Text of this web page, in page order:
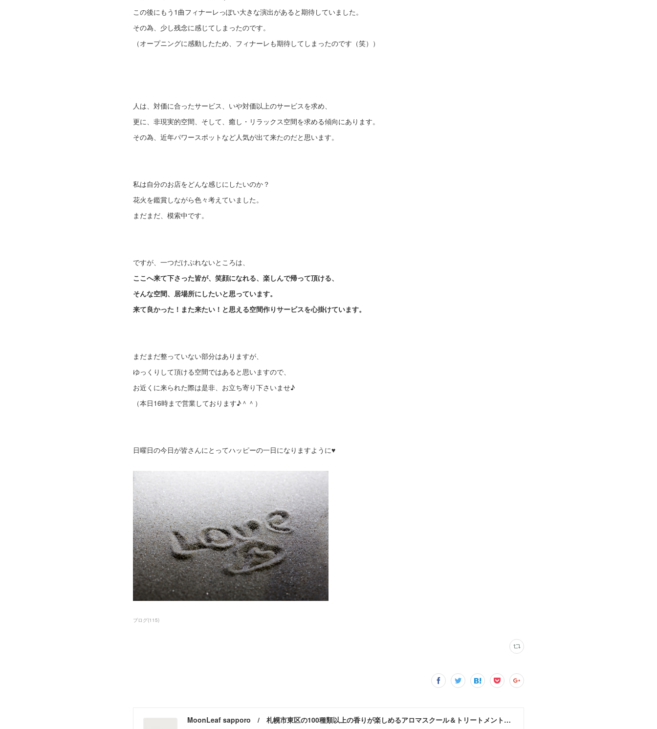
この後にもう1曲フィナーレっぽい大きな演出があると期待していました。
その為、少し残念に感じてしまったのです。
（オープニングに感動したため、フィナーレも期待してしまったのです（笑））
人は、対価に合ったサービス、いや対価以上のサービスを求め、
更に、非現実的空間、そして、癒し・リラックス空間を求める傾向にあります。
その為、近年パワースポットなど人気が出て来たのだと思います。
私は自分のお店をどんな感じにしたいのか？
花火を鑑賞しながら色々考えていました。
まだまだ、模索中です。
ですが、一つだけぶれないところは、
ここへ来て下さった皆が、笑顔になれる、楽しんで帰って頂ける、
そんな空間、居場所にしたいと思っています。
来て良かった！また来たい！と思える空間作りサービスを心掛けています。
まだまだ整っていない部分はありますが、
ゆっくりして頂ける空間ではあると思いますので、
お近くに来られた際は是非、お立ち寄り下さいませ♪
（本日16時まで営業しております♪＾＾）
日曜日の今日が皆さんにとってハッピーの一日になりますように♥
ブログ(115)
MoonLeaf sapporo / 札幌市東区の100種類以上の香りが楽しめるアロマスクール＆トリートメントサロン